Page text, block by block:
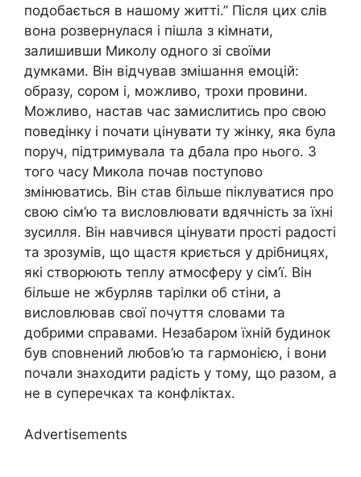
подобається в нашому житті.” Після цих слів
вона розвернулася і пішла з кімнати,
залишивши Миколу одного зі своїми
думками. Він відчував змішання емоцій:
образу, сором і, можливо, трохи провини.
Можливо, настав час замислитись про свою
поведінку і почати цінувати ту жінку, яка була
поруч, підтримувала та дбала про нього. З
того часу Микола почав поступово
змінюватись. Він став більше піклуватися про
свою сім’ю та висловлювати вдячність за їхні
зусилля. Він навчився цінувати прості радості
та зрозумів, що щастя криється у дрібницях,
які створюють теплу атмосферу у сім’ї. Він
більше не жбурляв тарілки об стіни, а
висловлював свої почуття словами та
добрими справами. Незабаром їхній будинок
був сповнений любов’ю та гармонією, і вони
почали знаходити радість у тому, що разом, а
не в суперечках та конфліктах.
Advertisements